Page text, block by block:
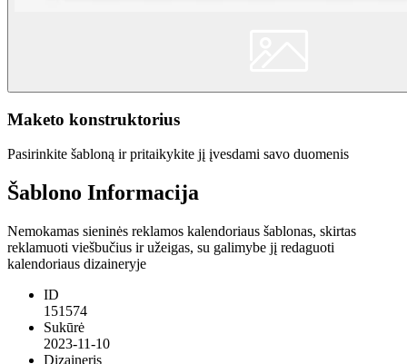
Maketo konstruktorius
Pasirinkite šabloną ir pritaikykite jį įvesdami savo duomenis
Šablono Informacija
Nemokamas sieninės reklamos kalendoriaus šablonas, skirtas
reklamuoti viešbučius ir užeigas, su galimybe jį redaguoti
kalendoriaus dizaineryje
ID
151574
Sukūrė
2023-11-10
Dizaineris